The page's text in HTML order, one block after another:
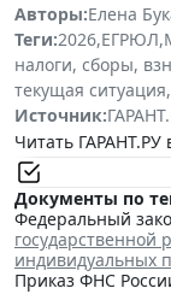
Авторы:Елена
Теги:2026,ЕГРЮЛ,
налоги, сборы,
текущая ситуация,
Источник:
Читать ГАРАНТ.РУ
Документы по
Федеральный
государственной
индивидуальных
Приказ ФНС